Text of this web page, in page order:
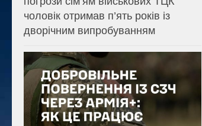
чоловік отримав п’ять років із
дворічним випробуванням